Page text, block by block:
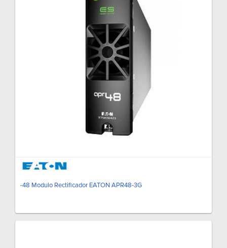
-48 Modulo Rectificador EATON APR48-3G